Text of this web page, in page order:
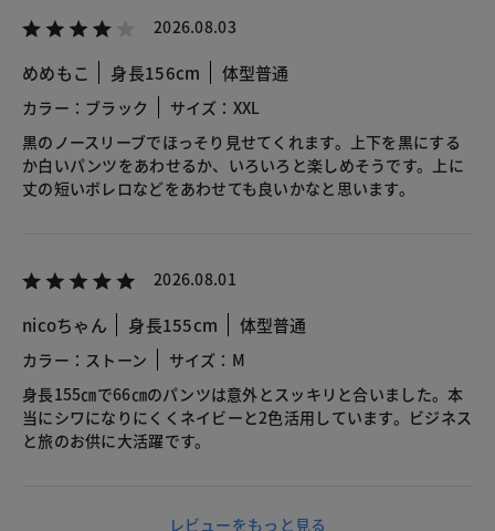
2026.08.03
めめもこ 身長156cm 体型普通
カラー：ブラック
サイズ：XXL
黒のノースリーブでほっそり見せてくれます。上下を黒にする
か白いパンツをあわせるか、いろいろと楽しめそうです。上に
丈の短いボレロなどをあわせても良いかなと思います。
2026.08.01
nicoちゃん 身長155cm 体型普通
カラー：ストーン
サイズ：M
身長155㎝で66㎝のパンツは意外とスッキリと合いました。本
当にシワになりにくくネイビーと2色活用しています。ビジネス
と旅のお供に大活躍です。
レビューをもっと見る